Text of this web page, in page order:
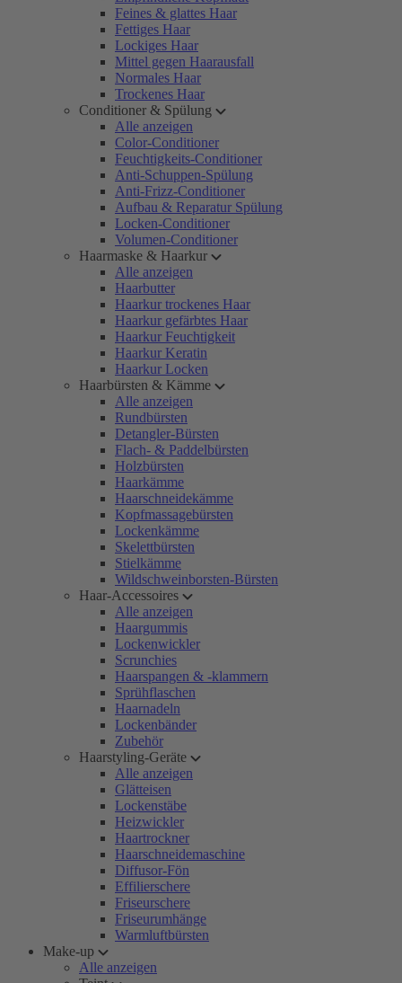
Feines & glattes Haar
Fettiges Haar
Lockiges Haar
Mittel gegen Haarausfall
Normales Haar
Trockenes Haar
Conditioner & Spülung
Alle anzeigen
Color-Conditioner
Feuchtigkeits-Conditioner
Anti-Schuppen-Spülung
Anti-Frizz-Conditioner
Aufbau & Reparatur Spülung
Locken-Conditioner
Volumen-Conditioner
Haarmaske & Haarkur
Alle anzeigen
Haarbutter
Haarkur trockenes Haar
Haarkur gefärbtes Haar
Haarkur Feuchtigkeit
Haarkur Keratin
Haarkur Locken
Haarbürsten & Kämme
Alle anzeigen
Rundbürsten
Detangler-Bürsten
Flach- & Paddelbürsten
Holzbürsten
Haarkämme
Haarschneidekämme
Kopfmassagebürsten
Lockenkämme
Skelettbürsten
Stielkämme
Wildschweinborsten-Bürsten
Haar-Accessoires
Alle anzeigen
Haargummis
Lockenwickler
Scrunchies
Haarspangen & -klammern
Sprühflaschen
Haarnadeln
Lockenbänder
Zubehör
Haarstyling-Geräte
Alle anzeigen
Glätteisen
Lockenstäbe
Heizwickler
Haartrockner
Haarschneidemaschine
Diffusor-Fön
Effilierschere
Friseurschere
Friseurumhänge
Warmluftbürsten
Make-up
Alle anzeigen